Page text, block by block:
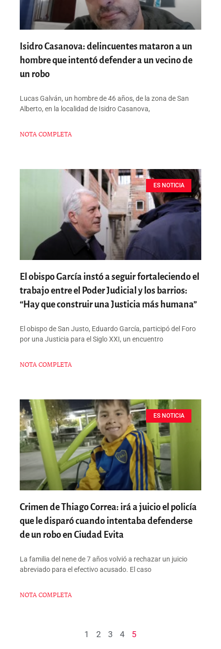
Isidro Casanova: delincuentes mataron a un
hombre que intentó defender a un vecino de
un robo
Lucas Galván, un hombre de 46 años, de la zona de San
Alberto, en la localidad de Isidro Casanova,
NOTA COMPLETA
ES NOTICIA
El obispo García instó a seguir fortaleciendo el
trabajo entre el Poder Judicial y los barrios:
“Hay que construir una Justicia más humana”
El obispo de San Justo, Eduardo García, participó del Foro
por una Justicia para el Siglo XXI, un encuentro
NOTA COMPLETA
ES NOTICIA
Crimen de Thiago Correa: irá a juicio el policía
que le disparó cuando intentaba defenderse
de un robo en Ciudad Evita
La familia del nene de 7 años volvió a rechazar un juicio
abreviado para el efectivo acusado. El caso
NOTA COMPLETA
1 2 3 4 5